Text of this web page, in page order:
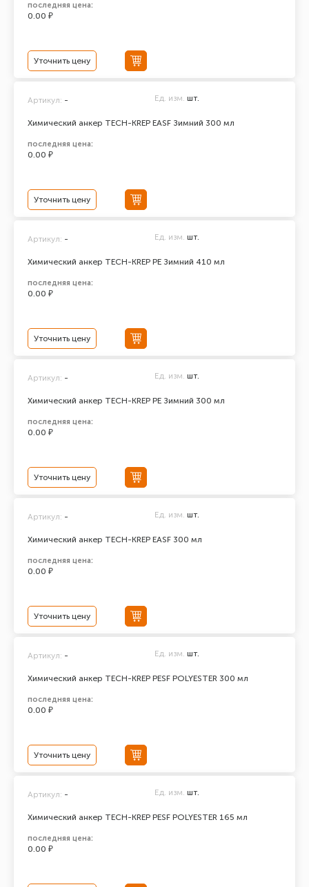
последняя цена:
0.00 ₽
Уточнить цену
Химический анкер TECH-KREP EASF Зимний 300 мл
Артикул: - Ед. изм. шт.
последняя цена:
0.00 ₽
Уточнить цену
Химический анкер TECH-KREP PE Зимний 410 мл
Артикул: - Ед. изм. шт.
последняя цена:
0.00 ₽
Уточнить цену
Химический анкер TECH-KREP PE Зимний 300 мл
Артикул: - Ед. изм. шт.
последняя цена:
0.00 ₽
Уточнить цену
Химический анкер TECH-KREP EASF 300 мл
Артикул: - Ед. изм. шт.
последняя цена:
0.00 ₽
Уточнить цену
Химический анкер TECH-KREP PESF POLYESTER 300 мл
Артикул: - Ед. изм. шт.
последняя цена:
0.00 ₽
Уточнить цену
Химический анкер TECH-KREP PESF POLYESTER 165 мл
Артикул: - Ед. изм. шт.
последняя цена:
0.00 ₽